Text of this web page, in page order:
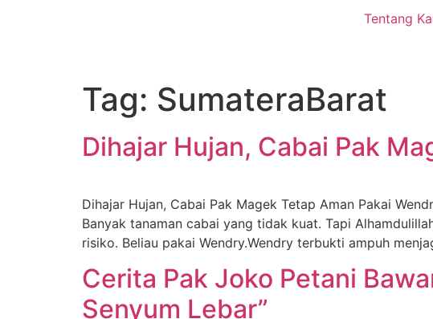
Tentang
Tag: SumateraBarat
Dihajar Hujan, Cabai Pak
Dihajar Hujan, Cabai Pak Magek Tetap Aman Pakai
Banyak tanaman cabai yang tidak kuat. Tapi
risiko. Beliau pakai Wendry.Wendry terbukti ampuh
Cerita Pak Joko Petani
Senyum Lebar”